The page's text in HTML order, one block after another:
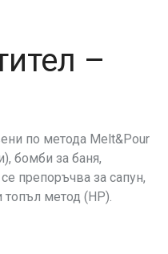
–
по метода Melt&Pour
бомби за баня,
препоръчва за сапун,
топъл метод (НР).